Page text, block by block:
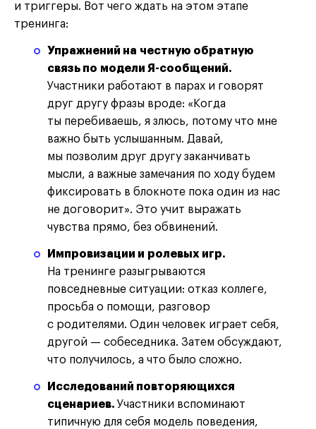
и триггеры. Вот чего ждать на этом этапе
тренинга:
Упражнений на честную обратную
связь по модели Я-сообщений.
Участники работают в парах и говорят
друг другу фразы вроде: «Когда
ты перебиваешь, я злюсь, потому что мне
важно быть услышанным. Давай,
мы позволим друг другу заканчивать
мысли, а важные замечания по ходу будем
фиксировать в блокноте пока один из нас
не договорит». Это учит выражать
чувства прямо, без обвинений.
Импровизации и ролевых игр.
На тренинге разыгрываются
повседневные ситуации: отказ коллеге,
просьба о помощи, разговор
с родителями. Один человек играет себя,
другой — собеседника. Затем обсуждают,
что получилось, а что было сложно.
Исследований повторяющихся
сценариев. Участники вспоминают
типичную для себя модель поведения,